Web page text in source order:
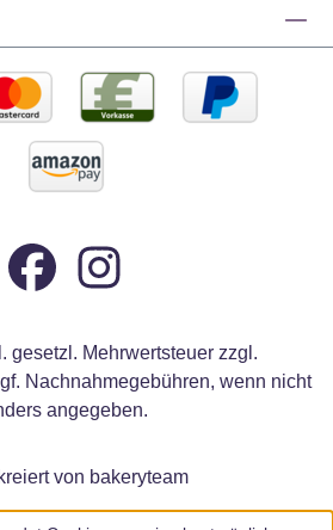
gesetzl. Mehrwertsteuer zzgl.
Nachnahmegebühren, wenn nicht
angegeben.
kreiert von bakeryteam